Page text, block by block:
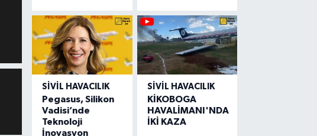
SIVIL HAVACILIK
Pegasus, Silikon
Vadisi’nde
Teknoloji
İnovasyon
SIVIL HAVACILIK
KİKOBOGA
HAVALİMANI'NDA
İKİ KAZA